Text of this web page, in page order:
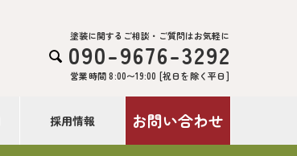

塗装に関するご相談・ご質問はお気軽に
090-9676-3292
営業時間 8:00〜19:00 [祝日を除く平日]
採用情報 お問い合わせ